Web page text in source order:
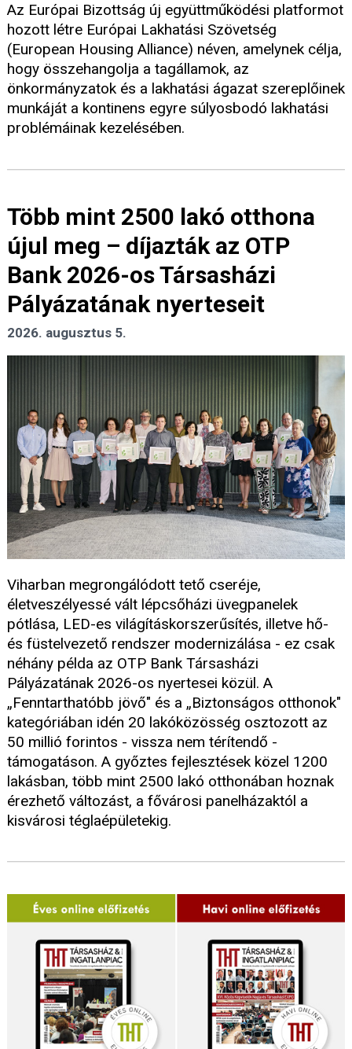
Az Európai Bizottság új együttműködési platformot
hozott létre Európai Lakhatási Szövetség
(European Housing Alliance) néven, amelynek célja,
hogy összehangolja a tagállamok, az
önkormányzatok és a lakhatási ágazat szereplőinek
munkáját a kontinens egyre súlyosbodó lakhatási
problémáinak kezelésében.
Több mint 2500 lakó otthona
újul meg – díjazták az OTP
Bank 2026-os Társasházi
Pályázatának nyerteseit
2026. augusztus 5.
Viharban megrongálódott tető cseréje,
életveszélyessé vált lépcsőházi üvegpanelek
pótlása, LED-es világításkorszerűsítés, illetve hő-
és füstelvezető rendszer modernizálása - ez csak
néhány példa az OTP Bank Társasházi
Pályázatának 2026-os nyertesei közül. A
„Fenntarthatóbb jövő" és a „Biztonságos otthonok"
kategóriában idén 20 lakóközösség osztozott az
50 millió forintos - vissza nem térítendő -
támogatáson. A győztes fejlesztések közel 1200
lakásban, több mint 2500 lakó otthonában hoznak
érezhető változást, a fővárosi panelházaktól a
kisvárosi téglaépületekig.